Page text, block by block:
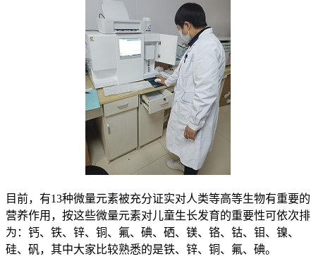
目前，有13种微量元素被充分证实对人类等高等生物有重要的
营养作用，按这些微量元素对儿童生长发育的重要性可依次排
为：钙、铁、锌、铜、氟、碘、硒、镁、铬、钴、钼、镍、
硅、矾，其中大家比较熟悉的是铁、锌、铜、氟、碘。